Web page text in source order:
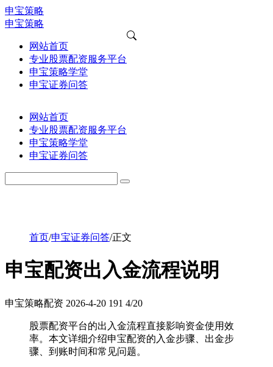
申宝策略
申宝策略
网站首页
专业股票配资服务平台
申宝策略学堂
申宝证券问答
网站首页
专业股票配资服务平台
申宝策略学堂
申宝证券问答
首页/申宝证券问答/正文
申宝配资出入金流程说明
申宝策略配资 2026-4-20 191 4/20
股票配资平台的出入金流程直接影响资金使用效
率。本文详细介绍申宝配资的入金步骤、出金步
骤、到账时间和常见问题。